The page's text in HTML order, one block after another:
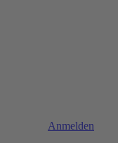
Anmelden